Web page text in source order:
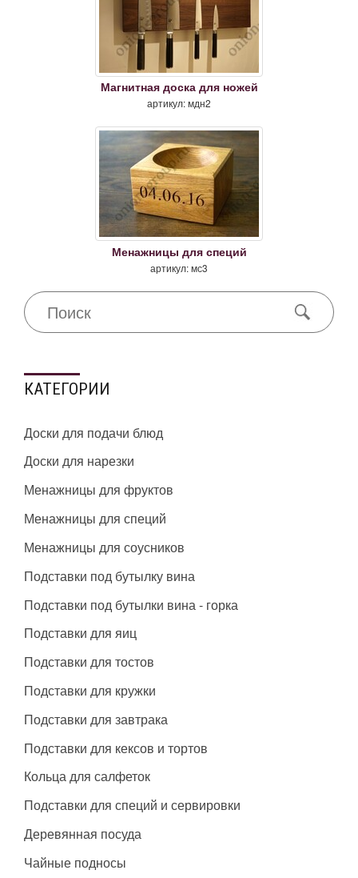
Магнитная доска для ножей
артикул: мдн2
Менажницы для специй
артикул: мс3
КАТЕГОРИИ
Доски для подачи блюд
Доски для нарезки
Менажницы для фруктов
Менажницы для специй
Менажницы для соусников
Подставки под бутылку вина
Подставки под бутылки вина - горка
Подставки для яиц
Подставки для тостов
Подставки для кружки
Подставки для завтрака
Подставки для кексов и тортов
Кольца для салфеток
Подставки для специй и сервировки
Деревянная посуда
Чайные подносы